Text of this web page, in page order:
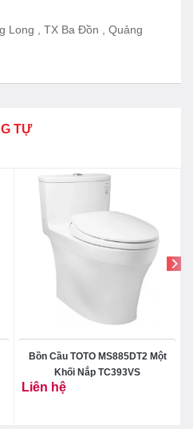
Long , TX Ba Đồn , Quảng
TỰ
Bồn Cầu TOTO MS885DT2 Một
Khối Nắp TC393VS
Liên hệ